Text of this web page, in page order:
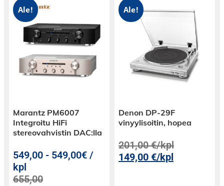
perinteisiä CD-soittimia korkealaatuisempaa
audiosignaalia vahvistimelle. Värinöitä
ehkäisevä rakenne vähentää haitallisia häiriöitä
ja takaa äänenlaadulle tiukat Denon-standardit.
Denonilla on yli 100 vuoden kokemus
laadukkaiden audiolaitteiden suunnittelusta,
joten voit luottaa laitteen tarjoavan
Ale!
Marantz PM6007
Integroitu HiFi
stereovahvistin DAC:lla
549,00 - 549,00€ /
kpl
655,00
Ale!
Denon DP-29F
vinyylisoitin, hopea
201,00€/kpl
149,00€/kpl